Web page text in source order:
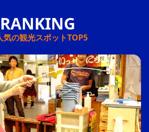
気の観光スポットTOP5